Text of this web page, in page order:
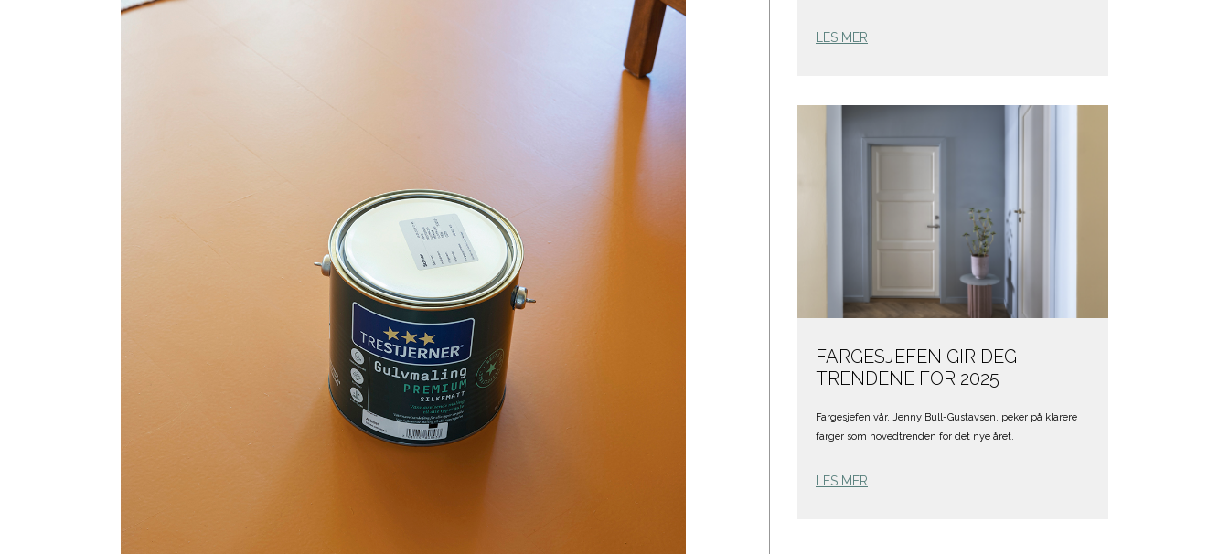
LES MER
FARGESJEFEN GIR DEG
TRENDENE FOR 2025
Fargesjefen vår, Jenny Bull-Gustavsen, peker på klarere
farger som hovedtrenden for det nye året.
LES MER